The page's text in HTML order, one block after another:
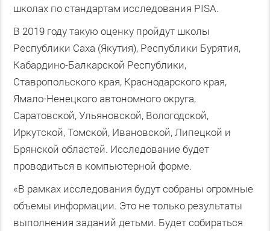
школах по стандартам исследования PISA.
В 2019 году такую оценку пройдут школы
Республики Саха (Якутия), Республики Бурятия,
Кабардино-Балкарской Республики,
Ставропольского края, Краснодарского края,
Ямало-Ненецкого автономного округа,
Саратовской, Ульяновской, Вологодской,
Иркутской, Томской, Ивановской, Липецкой и
Брянской областей. Исследование будет
проводиться в компьютерной форме.
«В рамках исследования будут собраны огромные
объемы информации. Это не только результаты
выполнения заданий детьми. Будет собираться